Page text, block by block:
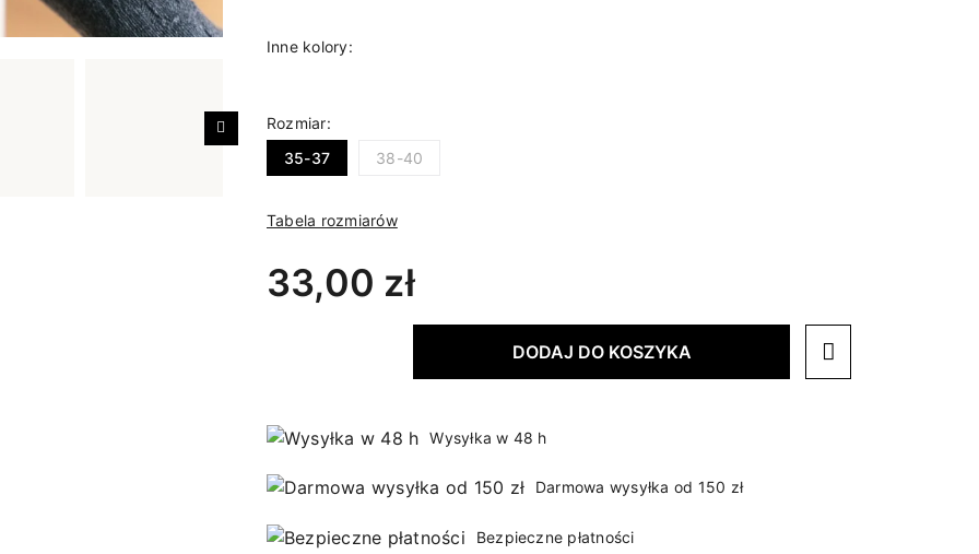
Następny
Inne kolory:
Rozmiar:
35-37
38-40
Tabela rozmiarów
33,00 zł
DODAJ DO KOSZYKA
Wysyłka w 48 h
Darmowa wysyłka od 150 zł
Bezpieczne płatności